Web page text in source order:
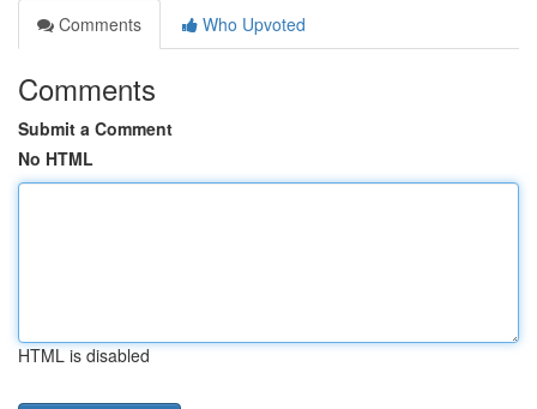
Comments
Who Upvoted
Comments
Submit a Comment
No HTML
HTML is disabled